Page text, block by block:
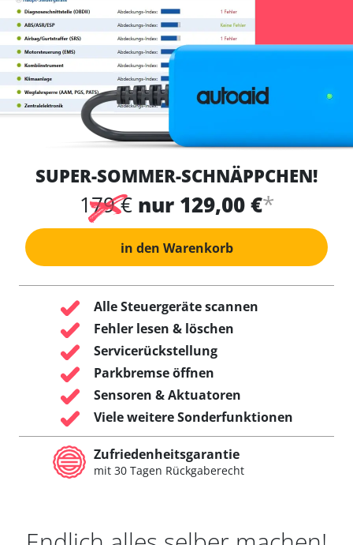
SUPER-SOMMER-SCHNÄPPCHEN!
179 € nur 129,00 €*
in den Warenkorb
Alle Steuergeräte scannen
Fehler lesen & löschen
Servicerückstellung
Parkbremse öffnen
Sensoren & Aktuatoren
Viele weitere Sonderfunktionen
Zufriedenheitsgarantie
mit 30 Tagen Rückgaberecht